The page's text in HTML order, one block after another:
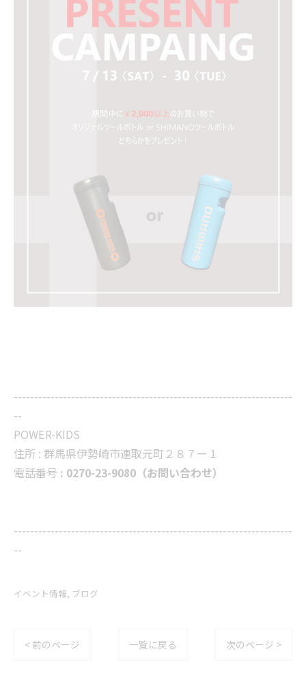
--------------------------------------------------------------------
--
POWER-KIDS
住所 : 群馬県伊勢崎市連取元町２８７ー１
電話番号 : 0270-23-9080（お問い合わせ）
--------------------------------------------------------------------
--
イベント情報 ブログ
< 前のページ 一覧に戻る 次のページ >